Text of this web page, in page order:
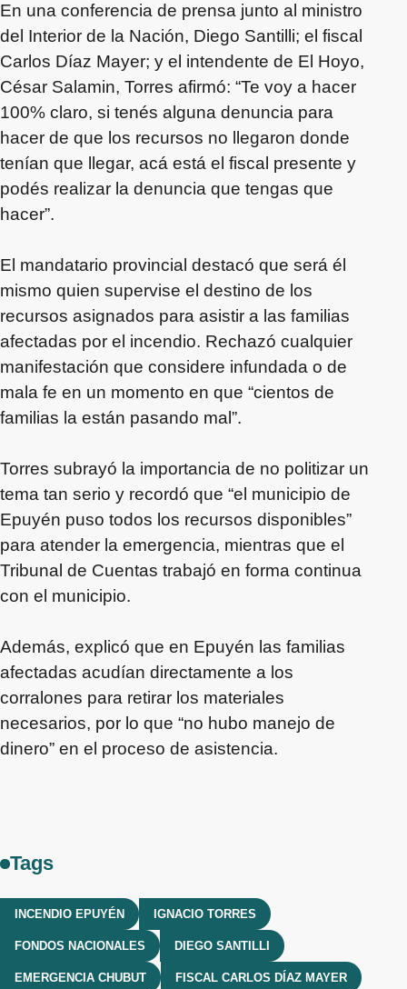
En una conferencia de prensa junto al ministro
del Interior de la Nación, Diego Santilli; el fiscal
Carlos Díaz Mayer; y el intendente de El Hoyo,
César Salamin, Torres afirmó: “Te voy a hacer
100% claro, si tenés alguna denuncia para
hacer de que los recursos no llegaron donde
tenían que llegar, acá está el fiscal presente y
podés realizar la denuncia que tengas que
hacer”.
El mandatario provincial destacó que será él
mismo quien supervise el destino de los
recursos asignados para asistir a las familias
afectadas por el incendio. Rechazó cualquier
manifestación que considere infundada o de
mala fe en un momento en que “cientos de
familias la están pasando mal”.
Torres subrayó la importancia de no politizar un
tema tan serio y recordó que “el municipio de
Epuyén puso todos los recursos disponibles”
para atender la emergencia, mientras que el
Tribunal de Cuentas trabajó en forma continua
con el municipio.
Además, explicó que en Epuyén las familias
afectadas acudían directamente a los
corralones para retirar los materiales
necesarios, por lo que “no hubo manejo de
dinero” en el proceso de asistencia.
Tags
INCENDIO EPUYÉN IGNACIO TORRES
FONDOS NACIONALES DIEGO SANTILLI
EMERGENCIA CHUBUT FISCAL CARLOS DÍAZ MAYER